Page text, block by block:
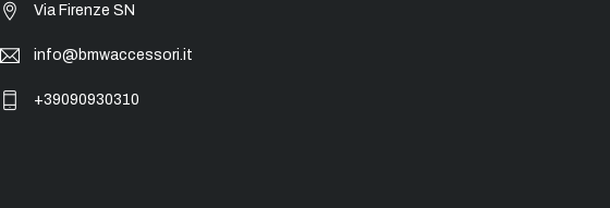
Via Firenze SN
info@bmwaccessori.it
+39090930310